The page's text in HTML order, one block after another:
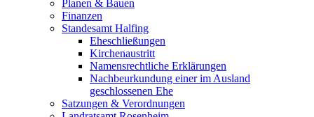
Planen & Bauen
Finanzen
Standesamt Halfing
Eheschließungen
Kirchenaustritt
Namensrechtliche Erklärungen
Nachbeurkundung einer im Ausland
geschlossenen Ehe
Satzungen & Verordnungen